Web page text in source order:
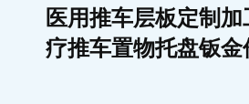
医用推车层板定制
疗推车置物托盘钣金